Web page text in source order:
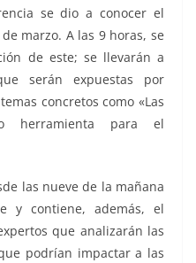
se dio a conocer el
marzo. A las 9 horas, se
de este; se llevarán a
serán expuestas por
concretos como «Las
herramienta para el
las nueve de la mañana
y contiene, además, el
que analizarán las
podrían impactar a las